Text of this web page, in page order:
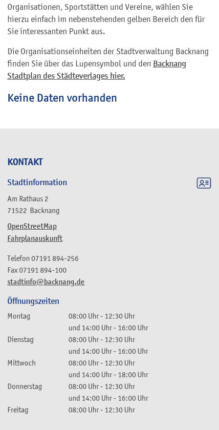
KONTAKT
Stadtinformation
Am Rathaus 2
71522 Backnang
OpenStreetMap
Fahrplanauskunft
stadtinfo@backnang.de
Telefon 07191 894-256
Fax07191 894-100
Öffnungszeiten
Montag 08:00 Uhr- 12:30 Uhr
und 14:00 Uhr- 16:00 Uhr
Dienstag
08:00 Uhr- 12:30 Uhr
und 14:00 Uhr- 16:00 Uhr
Mittwoch
08:00 Uhr- 12:30 Uhr
und 14:00 Uhr- 18:00 Uhr
Donnerstag
08:00 Uhr- 12:30 Uhr
und 14:00 Uhr- 16:00 Uhr
Freitag
08:00 Uhr- 12:30 Uhr
Organisationen, Sportstätten und Vereine, wählen Sie
hierzu einfach im nebenstehenden gelben Bereich den für
Sie interessanten Punkt aus.
Die Organisationseinheiten der Stadtverwaltung Backnang
finden Sie über das Lupensymbol und den Backnang
Stadtplan des Städteverlages hier.
Keine Daten vorhanden